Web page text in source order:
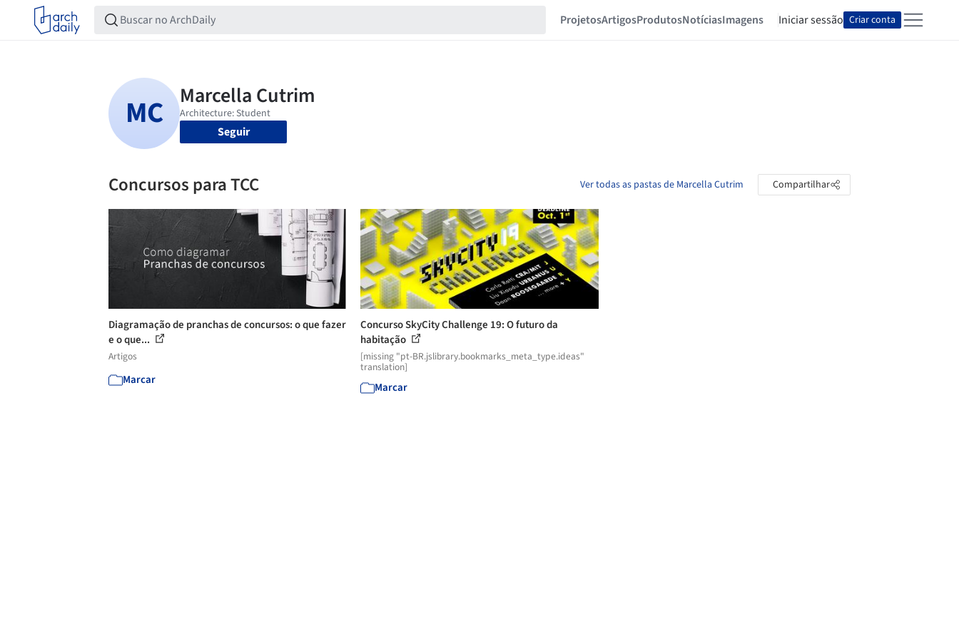
ProjetosArtigosProdutosNotíciasImagens Iniciar sessão Criar conta
Seguir
Concursos para TCC Ver todas as pastas de Marcella Cutrim Compartilhar
Diagramação de pranchas de concursos: o que fazer
e o que...
Artigos
Marcar
Concurso SkyCity Challenge 19: O futuro da
habitação
[missing "pt-BR.jslibrary.bookmarks_meta_type.ideas"
translation]
Marcar